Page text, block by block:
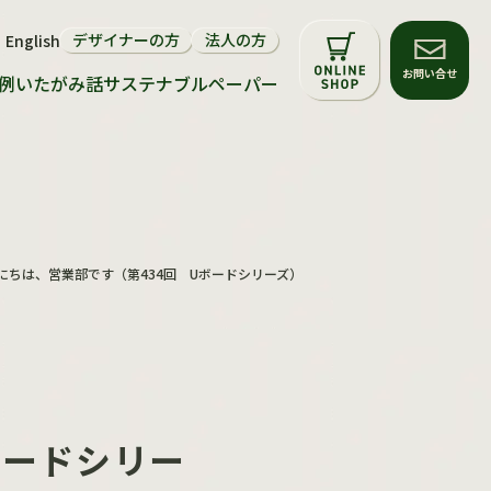
サステナビリティについて
English デザイナーの方 法人の方
いたがみ話サステナブルペーパー お問い合せ
ちは、営業部です（第434回 Uボードシリーズ）
ドシリー